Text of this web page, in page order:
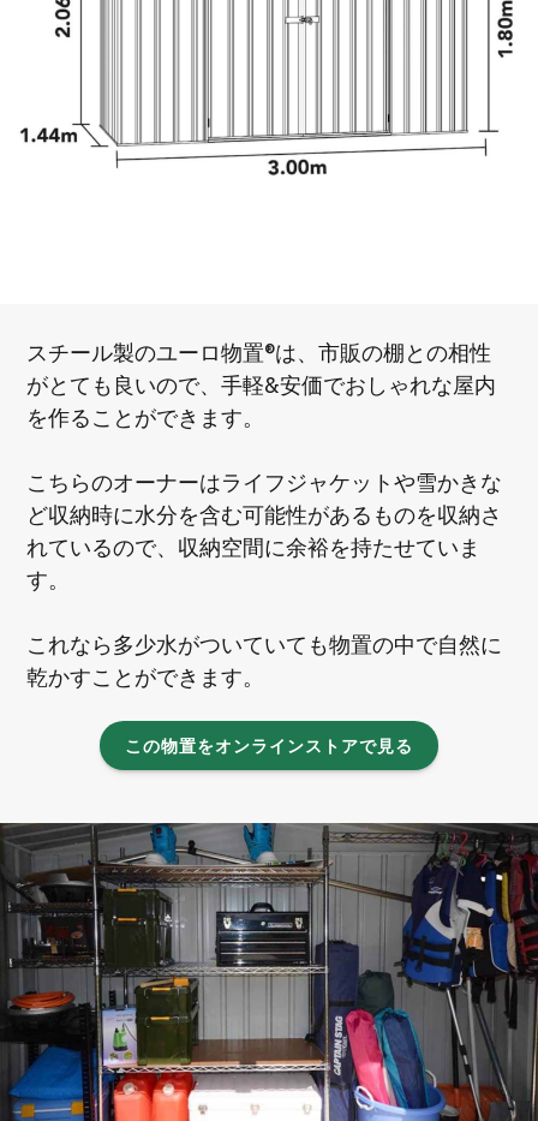
スチール製のユーロ物置®は、市販の棚との相性
がとても良いので、手軽&安価でおしゃれな屋内
を作ることができます。
こちらのオーナーはライフジャケットや雪かきな
ど収納時に水分を含む可能性があるものを収納さ
れているので、収納空間に余裕を持たせていま
す。
これなら多少水がついていても物置の中で自然に
乾かすことができます。
この物置をオンラインストアで見る